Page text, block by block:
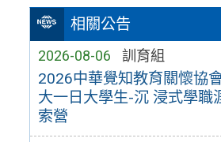
相關公告
2026-08-06 訓育組
2026中華覺知教育關懷協
大一日大學生-沉 浸式學職
索營